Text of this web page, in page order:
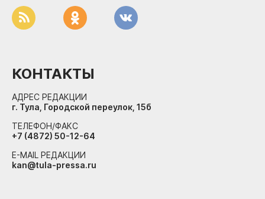
КОНТАКТЫ
АДРЕС РЕДАКЦИИ
г. Тула, Городской переулок, 15б
ТЕЛЕФОН/ФАКС
+7 (4872) 50-12-64
E-MAIL РЕДАКЦИИ
kan@tula-pressa.ru